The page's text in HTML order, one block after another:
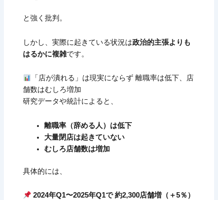
と強く批判。
しかし、実際に起きている状況は政治的主張よりも
はるかに複雑です。
「店が潰れる」は現実にならず 離職率は低下、店
舗数はむしろ増加
研究データや統計によると、
離職率（辞める人）は低下
大量閉店は起きていない
むしろ店舗数は増加
具体的には、
2024年Q1〜2025年Q1で 約2,300店舗増（＋5％）